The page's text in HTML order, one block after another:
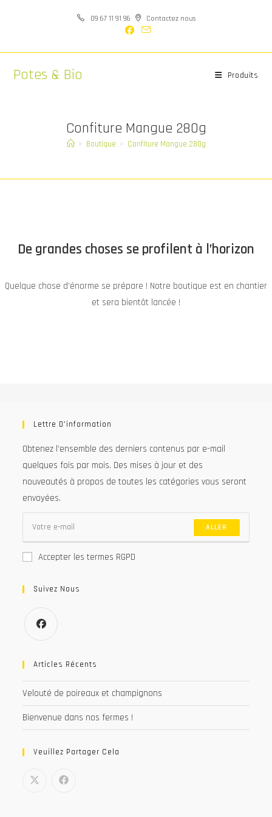
09 67 11 91 96 Contactez nous
Potes & Bio Produits
Confiture Mangue 280g
> Boutique > Confiture Mangue 280g
De grandes choses se profilent à l’horizon
Quelque chose d’énorme se prépare ! Notre boutique est en chantier
et sera bientôt lancée !
Lettre D’information
Obtenez l’ensemble des derniers contenus par e-mail
quelques fois par mois. Des mises à jour et des
nouveautés à propos de toutes les catégories vous seront
envoyées.
ALLER
Accepter les termes RGPD
Suivez Nous
dans
nouvel
onglet
Articles Récents
Velouté de poireaux et champignons
Bienvenue dans nos fermes !
Veuillez Partager Cela